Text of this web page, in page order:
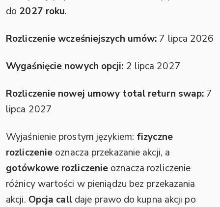
do 2027 roku.
Rozliczenie wcześniejszych umów: 7 lipca 2026
Wygaśnięcie nowych opcji: 2 lipca 2027
Rozliczenie nowej umowy total return swap: 7
lipca 2027
Wyjaśnienie prostym językiem: fizyczne
rozliczenie oznacza przekazanie akcji, a
gotówkowe rozliczenie oznacza rozliczenie
różnicy wartości w pieniądzu bez przekazania
akcji. Opcja calldaje prawo do kupna akcji po